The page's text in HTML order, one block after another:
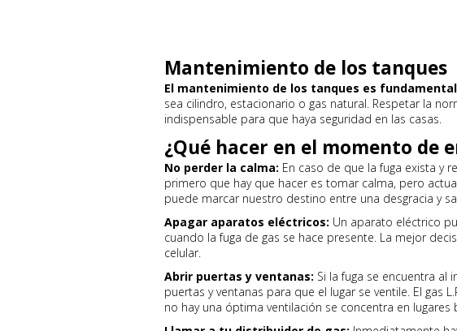
Mantenimiento de los tanques
El mantenimiento de los tanques es
sea cilindro, estacionario o gas natural. Respetar la
indispensable para que haya seguridad en las casas.
¿Qué hacer en el momento de
No perder la calma: En caso de que la fuga exista y
primero que hay que hacer es tomar calma, pero
puede marcar nuestro destino entre una desgracia y
Apagar aparatos eléctricos: Un aparato eléctrico
cuando la fuga de gas se hace presente. La mejor
celular.
Abrir puertas y ventanas: Si la fuga se encuentra al
puertas y ventanas para que el lugar se ventile. El gas
no hay una óptima ventilación se concentra en lugares